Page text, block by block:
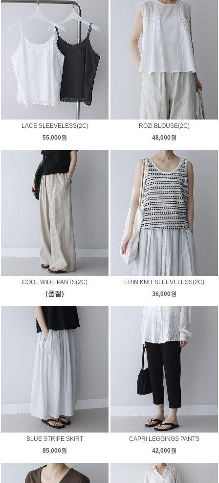
LACE SLEEVELESS(2C)
55,000원
ROZI BLOUSE(2C)
48,000원
COOL WIDE PANTS(2C)
(품절)
ERIN KNIT SLEEVELESS(2C)
36,000원
BLUE STRIPE SKIRT
85,000원
CAPRI LEGGINGS PANTS
42,000원